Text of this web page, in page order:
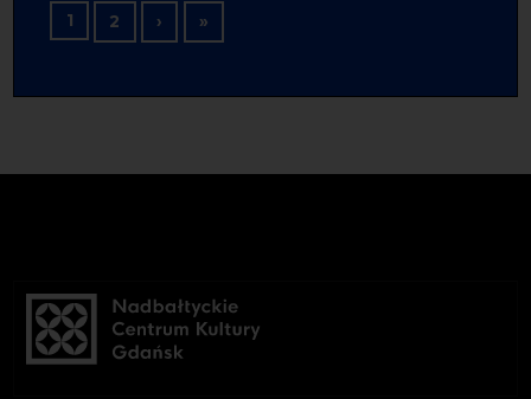
Stronicowanie
1 2 › Następna strona
»Ostatnia strona